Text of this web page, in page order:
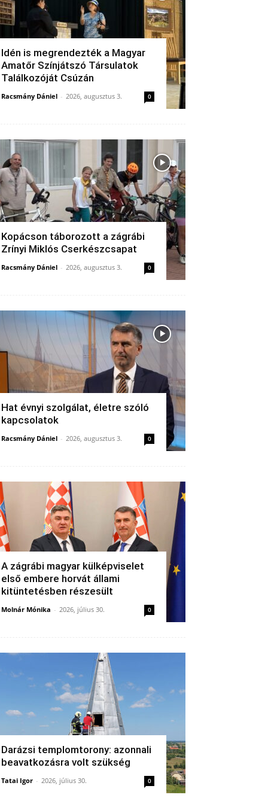
Idén is megrendezték a Magyar
Amatőr Színjátszó Társulatok
Találkozóját Csúzán
Racsmány Dániel - 2026, augusztus 3. 0
Kopácson táborozott a zágrábi
Zrínyi Miklós Cserkészcsapat
Racsmány Dániel - 2026, augusztus 3. 0
Hat évnyi szolgálat, életre szóló
kapcsolatok
Racsmány Dániel - 2026, augusztus 3. 0
A zágrábi magyar külképviselet
első embere horvát állami
kitüntetésben részesült
Molnár Mónika - 2026, július 30. 0
Darázsi templomtorony: azonnali
beavatkozásra volt szükség
Tatai Igor - 2026, július 30. 0